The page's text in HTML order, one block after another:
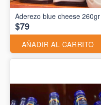
Aderezo blue cheese 260gr
$79
AÑADIR AL CARRITO